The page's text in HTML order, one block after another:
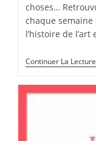
choses…
chaque
l’histoire de
Continuer La Lecture